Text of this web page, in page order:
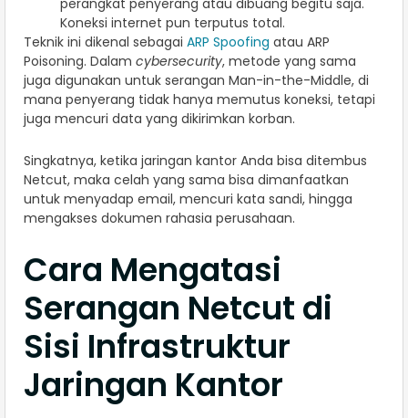
perangkat penyerang atau dibuang begitu saja.
Koneksi internet pun terputus total.
Teknik ini dikenal sebagai ARP Spoofing atau ARP
Poisoning. Dalam cybersecurity, metode yang sama
juga digunakan untuk serangan Man-in-the-Middle, di
mana penyerang tidak hanya memutus koneksi, tetapi
juga mencuri data yang dikirimkan korban.
Singkatnya, ketika jaringan kantor Anda bisa ditembus
Netcut, maka celah yang sama bisa dimanfaatkan
untuk menyadap email, mencuri kata sandi, hingga
mengakses dokumen rahasia perusahaan.
Cara Mengatasi
Serangan Netcut di
Sisi Infrastruktur
Jaringan Kantor